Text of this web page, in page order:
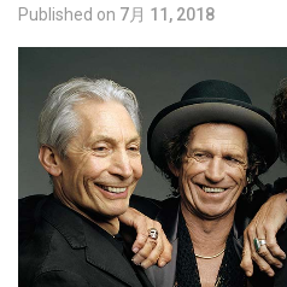
Published on 7月 11, 2018